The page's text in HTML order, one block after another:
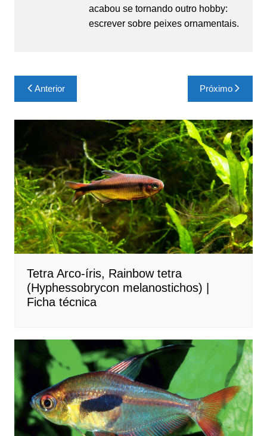
acabou se tornando outro hobby:
escrever sobre peixes ornamentais.
Navegação
de
Post
Anterior Próximo
Tetra Arco-íris, Rainbow tetra
(Hyphessobrycon melanostichos) |
Ficha técnica